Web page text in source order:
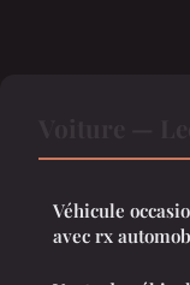
Véhicule
avec rx